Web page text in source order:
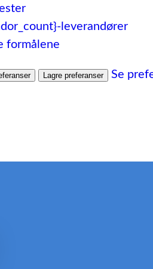
leverandører
formålene
Lagre preferanser Se